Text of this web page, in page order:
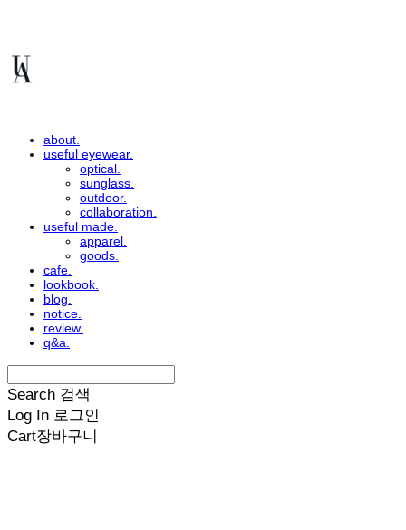
about.
useful eyewear.
optical.
sunglass.
outdoor.
collaboration.
useful made.
apparel.
goods.
cafe.
lookbook.
blog.
notice.
review.
q&a.
Search 검색
Log In 로그인
Cart장바구니